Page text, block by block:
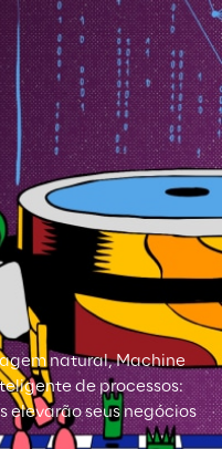
natural, Machine
de processos:
elevarão seus negócios